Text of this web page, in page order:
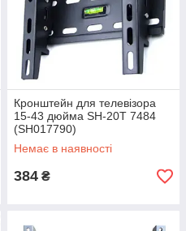
Кронштейн для телевізора
15-43 дюйма SH-20T 7484
(SH017790)
Немає в наявності
384 ₴